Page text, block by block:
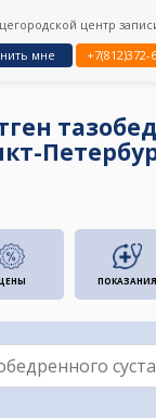
центр
мне
+7(812)372-
ПОКАЗАНИЯ